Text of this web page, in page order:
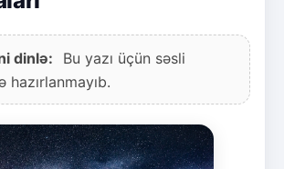
dinlə:
Bu yazı üçün səsli
hazırlanmayıb.